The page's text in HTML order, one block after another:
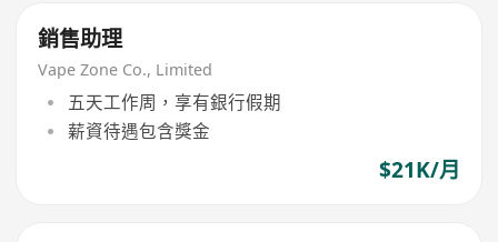
銷售助理
Vape Zone Co., Limited
五天工作周，享有銀行假期
薪資待遇包含獎金
$21K/月